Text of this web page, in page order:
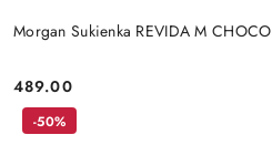
Morgan Sukienka REVIDA M CHOCO
Cena:
489.00
-50%